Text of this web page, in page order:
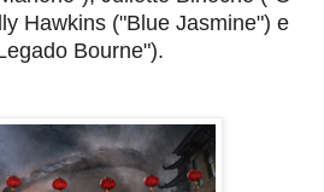
Hawkins ("Blue Jasmine") e
Bourne").